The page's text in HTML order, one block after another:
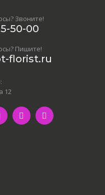
Звоните!
50-00
Пишите!
florist.ru
12